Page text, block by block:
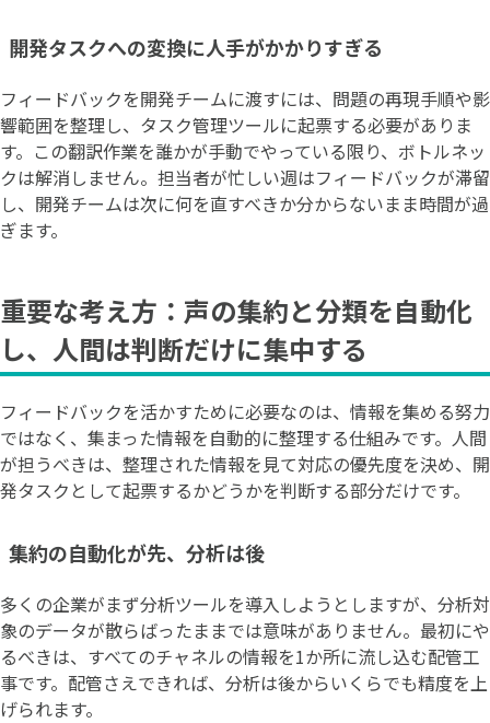
開発タスクへの変換に人手がかかりすぎる
フィードバックを開発チームに渡すには、問題の再現手順や影
響範囲を整理し、タスク管理ツールに起票する必要がありま
す。この翻訳作業を誰かが手動でやっている限り、ボトルネッ
クは解消しません。担当者が忙しい週はフィードバックが滞留
し、開発チームは次に何を直すべきか分からないまま時間が過
ぎます。
重要な考え方：声の集約と分類を自動化
し、人間は判断だけに集中する
フィードバックを活かすために必要なのは、情報を集める努力
ではなく、集まった情報を自動的に整理する仕組みです。人間
が担うべきは、整理された情報を見て対応の優先度を決め、開
発タスクとして起票するかどうかを判断する部分だけです。
集約の自動化が先、分析は後
多くの企業がまず分析ツールを導入しようとしますが、分析対
象のデータが散らばったままでは意味がありません。最初にや
るべきは、すべてのチャネルの情報を1か所に流し込む配管工
事です。配管さえできれば、分析は後からいくらでも精度を上
げられます。